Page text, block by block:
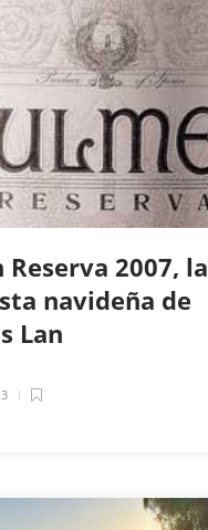
Reserva 2007, la
navideña de
Lan